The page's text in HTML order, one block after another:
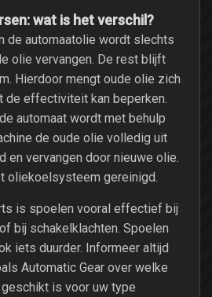
wat is het verschil?
de automaatolie wordt slechts
olie vervangen. De rest blijft
Hierdoor mengt oude olie zich
de effectiviteit kan beperken.
automaat wordt met behulp
de oude olie volledig uit
en vervangen door nieuwe olie.
oliekoelsysteem gereinigd.
is spoelen vooral effectief bij
bij schakelklachten. Spoelen
iets duurder. Informeer altijd
Automatic Gear over welke
is voor uw type